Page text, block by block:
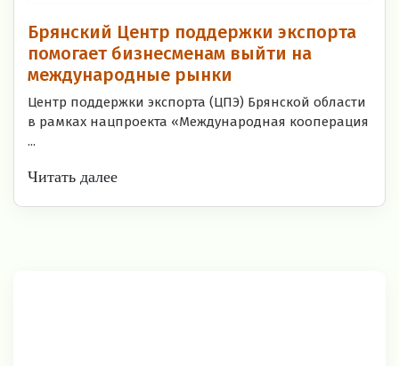
Брянский Центр поддержки экспорта
помогает бизнесменам выйти на
международные рынки
Центр поддержки экспорта (ЦПЭ) Брянской области
в рамках нацпроекта «Международная кооперация
...
Читать далее